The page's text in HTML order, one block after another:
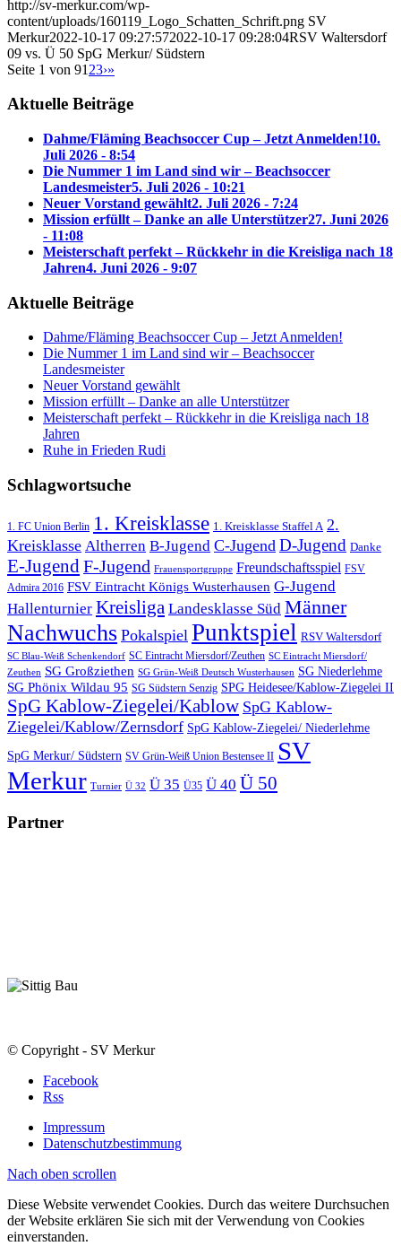
http://sv-merkur.com/wp-
content/uploads/160119_Logo_Schatten_Schrift.png SV
Merkur2022-10-17 09:27:572022-10-17 09:28:04RSV Waltersdorf
09 vs. Ü 50 SpG Merkur/ Südstern
Seite 1 von 91 23›»
Aktuelle Beiträge
Dahme/Fläming Beachsoccer Cup – Jetzt Anmelden!10.
Juli 2026 - 8:54
Die Nummer 1 im Land sind wir – Beachsoccer
Landesmeister5. Juli 2026 - 10:21
Neuer Vorstand gewählt2. Juli 2026 - 7:24
Mission erfüllt – Danke an alle Unterstützer27. Juni 2026
- 11:08
Meisterschaft perfekt – Rückkehr in die Kreisliga nach 18
Jahren4. Juni 2026 - 9:07
Aktuelle Beiträge
Dahme/Fläming Beachsoccer Cup – Jetzt Anmelden!
Die Nummer 1 im Land sind wir – Beachsoccer
Landesmeister
Neuer Vorstand gewählt
Mission erfüllt – Danke an alle Unterstützer
Meisterschaft perfekt – Rückkehr in die Kreisliga nach 18
Jahren
Ruhe in Frieden Rudi
Schlagwortsuche
1. FC Union Berlin 1. Kreisklasse 1. Kreisklasse Staffel A 2.
Kreisklasse Altherren B-Jugend C-Jugend D-Jugend Danke
E-JugendF-Jugend Frauensportgruppe Freundschaftsspiel FSV
Admira 2016 FSV Eintracht Königs Wusterhausen G-Jugend
Hallenturnier Kreisliga Landesklasse Süd Männer
Nachwuchs Pokalspiel Punktspiel RSV Waltersdorf
SC Blau-Weiß Schenkendorf SC Eintracht Miersdorf/Zeuthen SC Eintracht Miersdorf/
Zeuthen SG Großziethen SG Grün-Weiß Deutsch Wusterhausen SG Niederlehme
SG Phönix Wildau 95 SG Südstern Senzig SPG Heidesee/Kablow-Ziegelei II
SpG Kablow-Ziegelei/Kablow SpG Kablow-
Ziegelei/Kablow/Zernsdorf SpG Kablow-Ziegelei/ Niederlehme
SpG Merkur/ Südstern SV Grün-Weiß Union Bestensee II SV
Merkur Turnier Ü 32 Ü 35 Ü35 Ü 40 Ü 50
Partner
© Copyright - SV Merkur
Facebook
Rss
Impressum
Datenschutzbestimmung
Nach oben scrollen
Diese Website verwendet Cookies. Durch das weitere Durchsuchen
der Website erklären Sie sich mit der Verwendung von Cookies
einverstanden.